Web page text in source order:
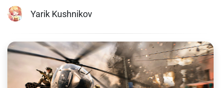
Yarik Kushnikov